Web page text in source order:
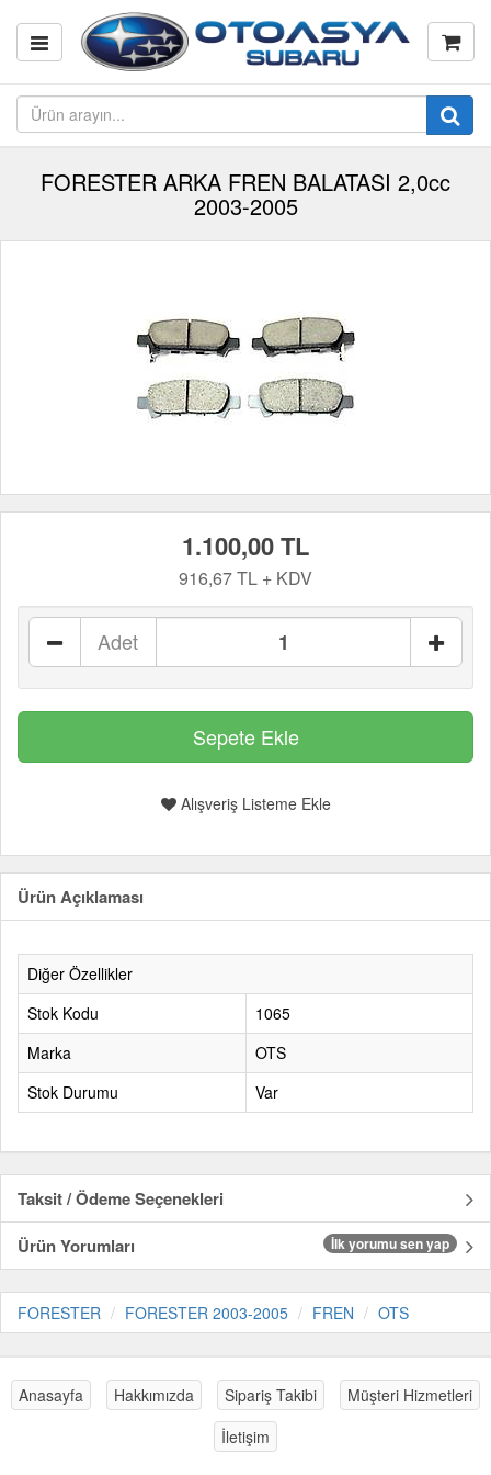
FORESTER ARKA FREN BALATASI 2,0cc
2003-2005
1.100,00 TL
916,67 TL + KDV
Adet
Alışveriş Listeme Ekle
Ürün Açıklaması
Diğer Özellikler
Stok Kodu
1065
Marka
OTS
Stok Durumu
Var
Taksit / Ödeme Seçenekleri
Ürün Yorumları
İlk yorumu sen yap
FORESTER FORESTER 2003-2005 FREN OTS
Anasayfa Hakkımızda Sipariş Takibi
Müşteri Hizmetleri
İletişim